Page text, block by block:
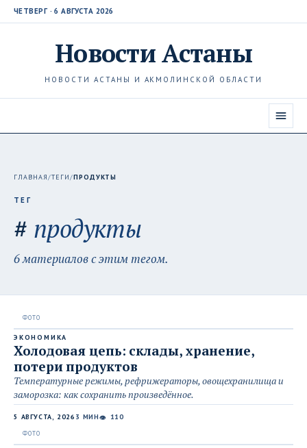
ЧЕТВЕРГ · 6 АВГУСТА 2026
НовостиАстаны
НОВОСТИ АСТАНЫ И АКМОЛИНСКОЙ ОБЛАСТИ
ГЛАВНАЯ/ТЕГИ/ПРОДУКТЫ
ТЕГ
# продукты
6 материалов с этим тегом.
ЭКОНОМИКА
Холодовая цепь: склады, хранение,
потери продуктов
Температурные режимы, рефрижераторы, овощехранилища и
заморозка: как сохранить произведённое.
5 АВГУСТА, 2026 3 МИН👁 110